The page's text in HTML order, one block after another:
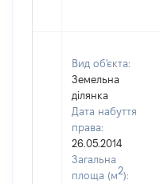
Вид об'єкта:
Земельна
ділянка
Дата набуття
права:
26.05.2014
Загальна
площа (м2):